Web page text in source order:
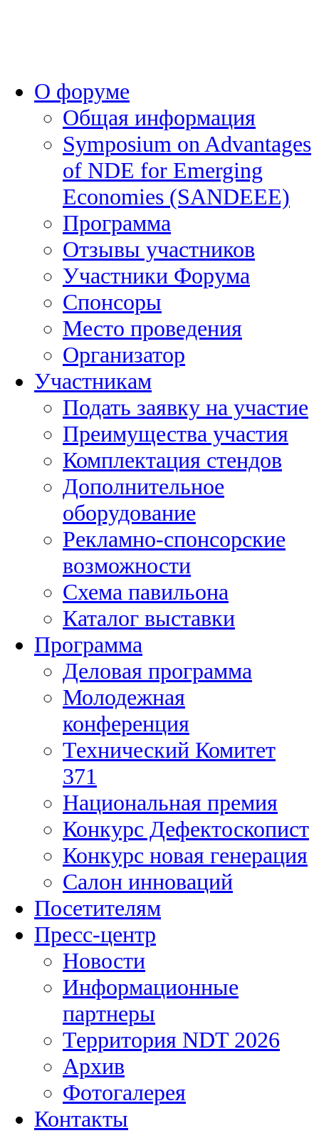
О форуме
Общая информация
Symposium on Advantages
of NDE for Emerging
Economies (SANDEEE)
Программа
Отзывы участников
Участники Форума
Спонсоры
Место проведения
Организатор
Участникам
Подать заявку на участие
Преимущества участия
Комплектация стендов
Дополнительное
оборудование
Рекламно-спонсорские
возможности
Схема павильона
Каталог выставки
Программа
Деловая программа
Молодежная
конференция
Технический Комитет
371
Национальная премия
Конкурс Дефектоскопист
Конкурс новая генерация
Салон инноваций
Посетителям
Пресс-центр
Новости
Информационные
партнеры
Территория NDT 2026
Архив
Фотогалерея
Контакты